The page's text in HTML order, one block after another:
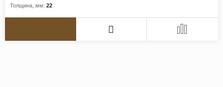
Толщина, мм: 22